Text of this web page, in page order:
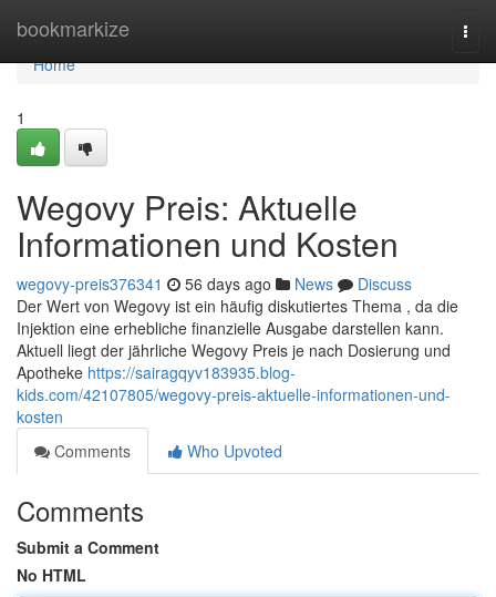
bookmarkize
Home
Home
1
Wegovy Preis: Aktuelle
Informationen und Kosten
wegovy-preis376341 56 days ago News
Discuss
Der Wert von Wegovy ist ein häufig diskutiertes Thema , da die
Injektion eine erhebliche finanzielle Ausgabe darstellen kann.
Aktuell liegt der jährliche Wegovy Preis je nach Dosierung und
Apotheke https://sairagqyv183935.blog-
kids.com/42107805/wegovy-preis-aktuelle-informationen-und-
kosten
Comments
Who Upvoted
Comments
Submit a Comment
No HTML